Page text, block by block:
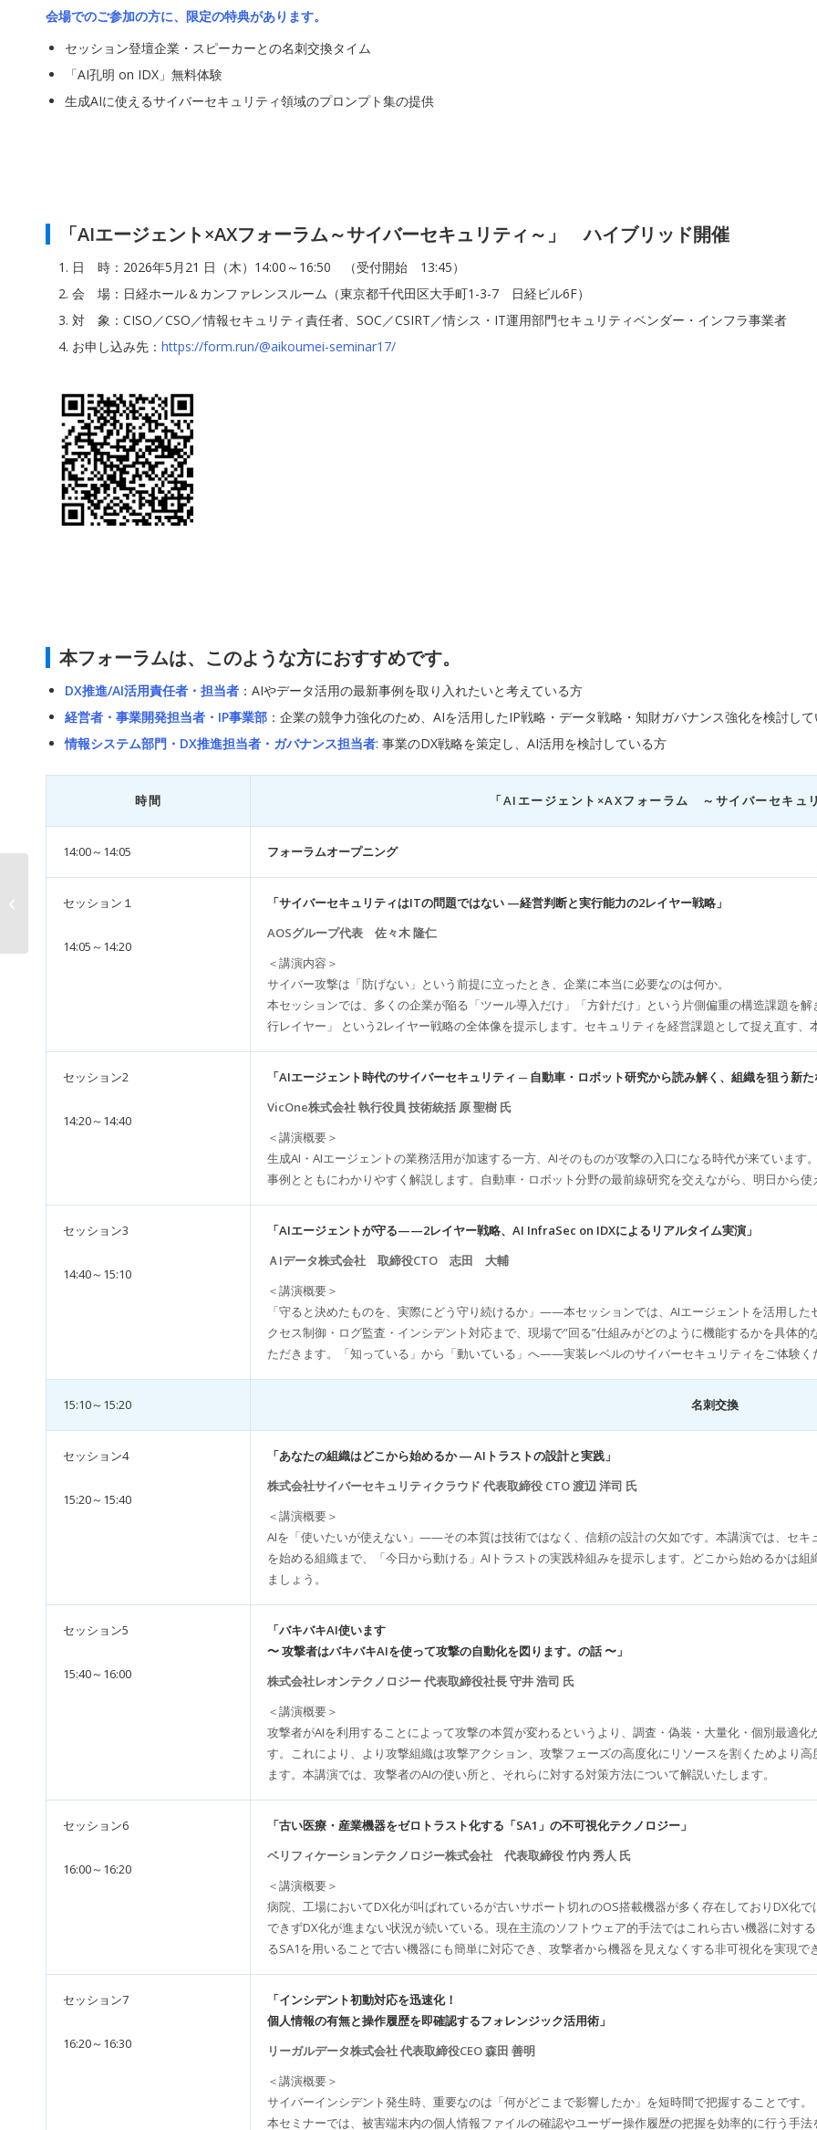
会場でのご参加の方に、限定の特典があります。
セッション登壇企業・スピーカーとの名刺交換タイム
「AI孔明 on IDX」無料体験
生成AIに使えるサイバーセキュリティ領域のプロンプト集の提供
「AIエージェント×AXフォーラム～サイバーセキュリティ～」 ハイブリッド開催
日 時：2026年5月21 日（木）14:00～16:50 （受付開始 13:45）
会 場：日経ホール＆カンファレンスルーム（東京都千代田区大手町1-3-7 日経ビル6F）
対 象：CISO／CSO／情報セキュリティ責任者、SOC／CSIRT／情シス・IT運用部門セキュリティベンダー・インフラ事業者
お申し込み先： https://form.run/@aikoumei-seminar17/
本フォーラムは、このような方におすすめです。
DX推進/AI活用責任者・担当者 ：AIやデータ活用の最新事例を取り入れたいと考えている方
経営者・事業開発担当者・IP事業部 ：企業の競争力強化のため、AIを活用したIP戦略・データ戦略・知財ガバナンス強化を検討し
情報システム部門・DX推進担当者・ガバナンス担当者: 事業のDX戦略を策定し、AI活用を検討している方
時間 「AIエージェント×AXフォーラム ～サイバーセキュ
14:00～14:05 フォーラムオープニング
セッション１
14:05～14:20
「サイバーセキュリティはITの問題ではない —経営判断と実行能力の2レイヤー戦略」
AOSグループ代表 佐々木 隆仁
＜講演内容＞
サイバー攻撃は「防げない」という前提に立ったとき、企業に本当に必要なのは何か。
本セッションでは、多くの企業が陥る「ツール導入だけ」「方針だけ」という片側偏重の構造課題を
行レイヤー」 という2レイヤー戦略の全体像を提示します。セキュリティを経営課題として捉え直す、
セッション2
14:20～14:40
「AIエージェント時代のサイバーセキュリティ ─ 自動車・ロボット研究から読み解く、組織を狙う新た
VicOne株式会社 執行役員 技術統括 原 聖樹 氏
＜講演概要＞
生成AI・AIエージェントの業務活用が加速する一方、AIそのものが攻撃の入口になる時代が来ていま
事例とともにわかりやすく解説します。自動車・ロボット分野の最前線研究を交えながら、明日から使
セッション3
14:40～15:10
「AIエージェントが守る——2レイヤー戦略、AI InfraSec on IDXによるリアルタイム実演」
ＡIデータ株式会社 取締役CTO 志田 大輔
＜講演概要＞
「守ると決めたものを、実際にどう守り続けるか」——本セッションでは、AIエージェントを活用し
クセス制御・ログ監査・インシデント対応まで、現場で”回る”仕組みがどのように機能するかを具体
ただきます。「知っている」から「動いている」へ——実装レベルのサイバーセキュリティをご体験く
15:10～15:20 名刺交換
セッション4
15:20～15:40
「あなたの組織はどこから始めるか ― AIトラストの設計と実践」
株式会社サイバーセキュリティクラウド 代表取締役 CTO 渡辺 洋司 氏
＜講演概要＞
AIを「使いたいが使えない」——その本質は技術ではなく、信頼の設計の欠如です。本講演では、セ
を始める組織まで、「今日から動ける」AIトラストの実践枠組みを提示します。どこから始めるかは
ましょう。
セッション5
15:40～16:00
「バキバキAI使います
〜 攻撃者はバキバキAIを使って攻撃の自動化を図ります。の話 〜」
株式会社レオンテクノロジー 代表取締役社長 守井 浩司 氏
＜講演概要＞
攻撃者がAIを利用することによって攻撃の本質が変わるというより、調査・偽装・大量化・個別最適
す。これにより、より攻撃組織は攻撃アクション、攻撃フェーズの高度化にリソースを割くためより
ます。本講演では、攻撃者のAIの使い所と、それらに対する対策方法について解説いたします。
セッション6
16:00～16:20
「古い医療・産業機器をゼロトラスト化する「SA1」の不可視化テクノロジー」
ベリフィケーションテクノロジー株式会社 代表取締役 竹内 秀人 氏
＜講演概要＞
病院、工場においてDX化が叫ばれているが古いサポート切れのOS搭載機器が多く存在しておりDX化
できずDX化が進まない状況が続いている。現在主流のソフトウェア的手法ではこれら古い機器に対す
るSA1を用いることで古い機器にも簡単に対応でき、攻撃者から機器を見えなくする非可視化を実現で
セッション7
16:20～16:30
「インシデント初動対応を迅速化！
個人情報の有無と操作履歴を即確認するフォレンジック活用術」
リーガルデータ株式会社 代表取締役CEO 森田 善明
＜講演概要＞
サイバーインシデント発生時、重要なのは「何がどこまで影響したか」を短時間で把握することです。
本セミナーでは、被害端末内の個人情報ファイルの確認やユーザー操作履歴の把握を効率的に行う手
都市再開発の「計画・
合意・実行」をAIでひ
とつに「AI